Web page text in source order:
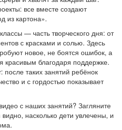
все вместе создают
из картона».
— часть творческого дня: от
с красками и солью. Здесь
новое, не боятся ошибок, а
красивым благодаря поддержке.
таких занятий ребёнок
и с гордостью показывает
с наших занятий? Загляните
насколько дети увлечены, и